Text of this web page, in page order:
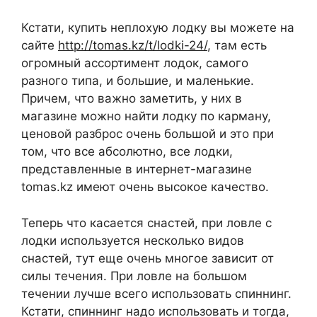
Кстати, купить неплохую лодку вы можете на
сайте http://tomas.kz/t/lodki-24/, там есть
огромный ассортимент лодок, самого
разного типа, и большие, и маленькие.
Причем, что важно заметить, у них в
магазине можно найти лодку по карману,
ценовой разброс очень большой и это при
том, что все абсолютно, все лодки,
представленные в интернет-магазине
tomas.kz имеют очень высокое качество.
Теперь что касается снастей, при ловле с
лодки используется несколько видов
снастей, тут еще очень многое зависит от
силы течения. При ловле на большом
течении лучше всего использовать спиннинг.
Кстати, спиннинг надо использовать и тогда,